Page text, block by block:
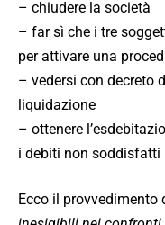
– chiudere la società
– far sì che i tre
per attivare una
– vedersi con decreto
liquidazione
– ottenere
i debiti non soddisfatti
Ecco il provvedimento